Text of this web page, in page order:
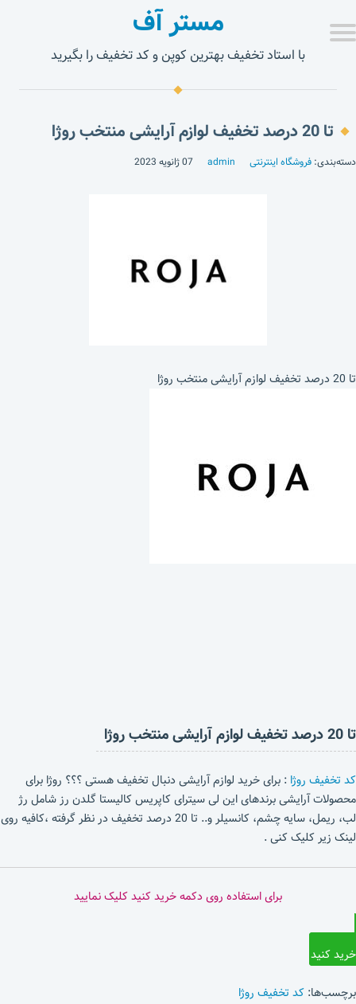
مستر آف
با استاد تخفیف بهترین کوپن و کد تخفیف را بگیرید
تا 20 درصد تخفیف لوازم آرایشی منتخب روژا
دسته‌بندی: فروشگاه اینترنتی admin 07 ژانویه 2023
تا 20 درصد تخفیف لوازم آرایشی منتخب روژا
تا 20 درصد تخفیف لوازم آرایشی منتخب روژا
کد تخفیف روژا : برای خرید لوازم آرایشی دنبال تخفیف هستی ؟؟؟ روژا برای
محصولات آرایشی برندهای این لی سیترای کاپریس کالیستا گلدن رز شامل رژ
لب، ریمل، سایه چشم، کانسیلر و.. تا 20 درصد تخفیف در نظر گرفته ،کافیه روی
لینک زیر کلیک کنی .
برای استفاده روی دکمه خرید کنید کلیک نمایید
خرید کنید
برچسب‌ها: کد تخفیف روژا